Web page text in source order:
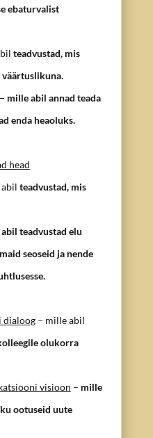
ebaturvalist
teadvustad, mis
väärtuslikuna.
mille abil annad teada
enda heaoluks.
head
teadvustad, mis
teadvustad elu
seoseid ja nende
dialoog– mille abil
olukorra
visioon – mille
ootuseid uute